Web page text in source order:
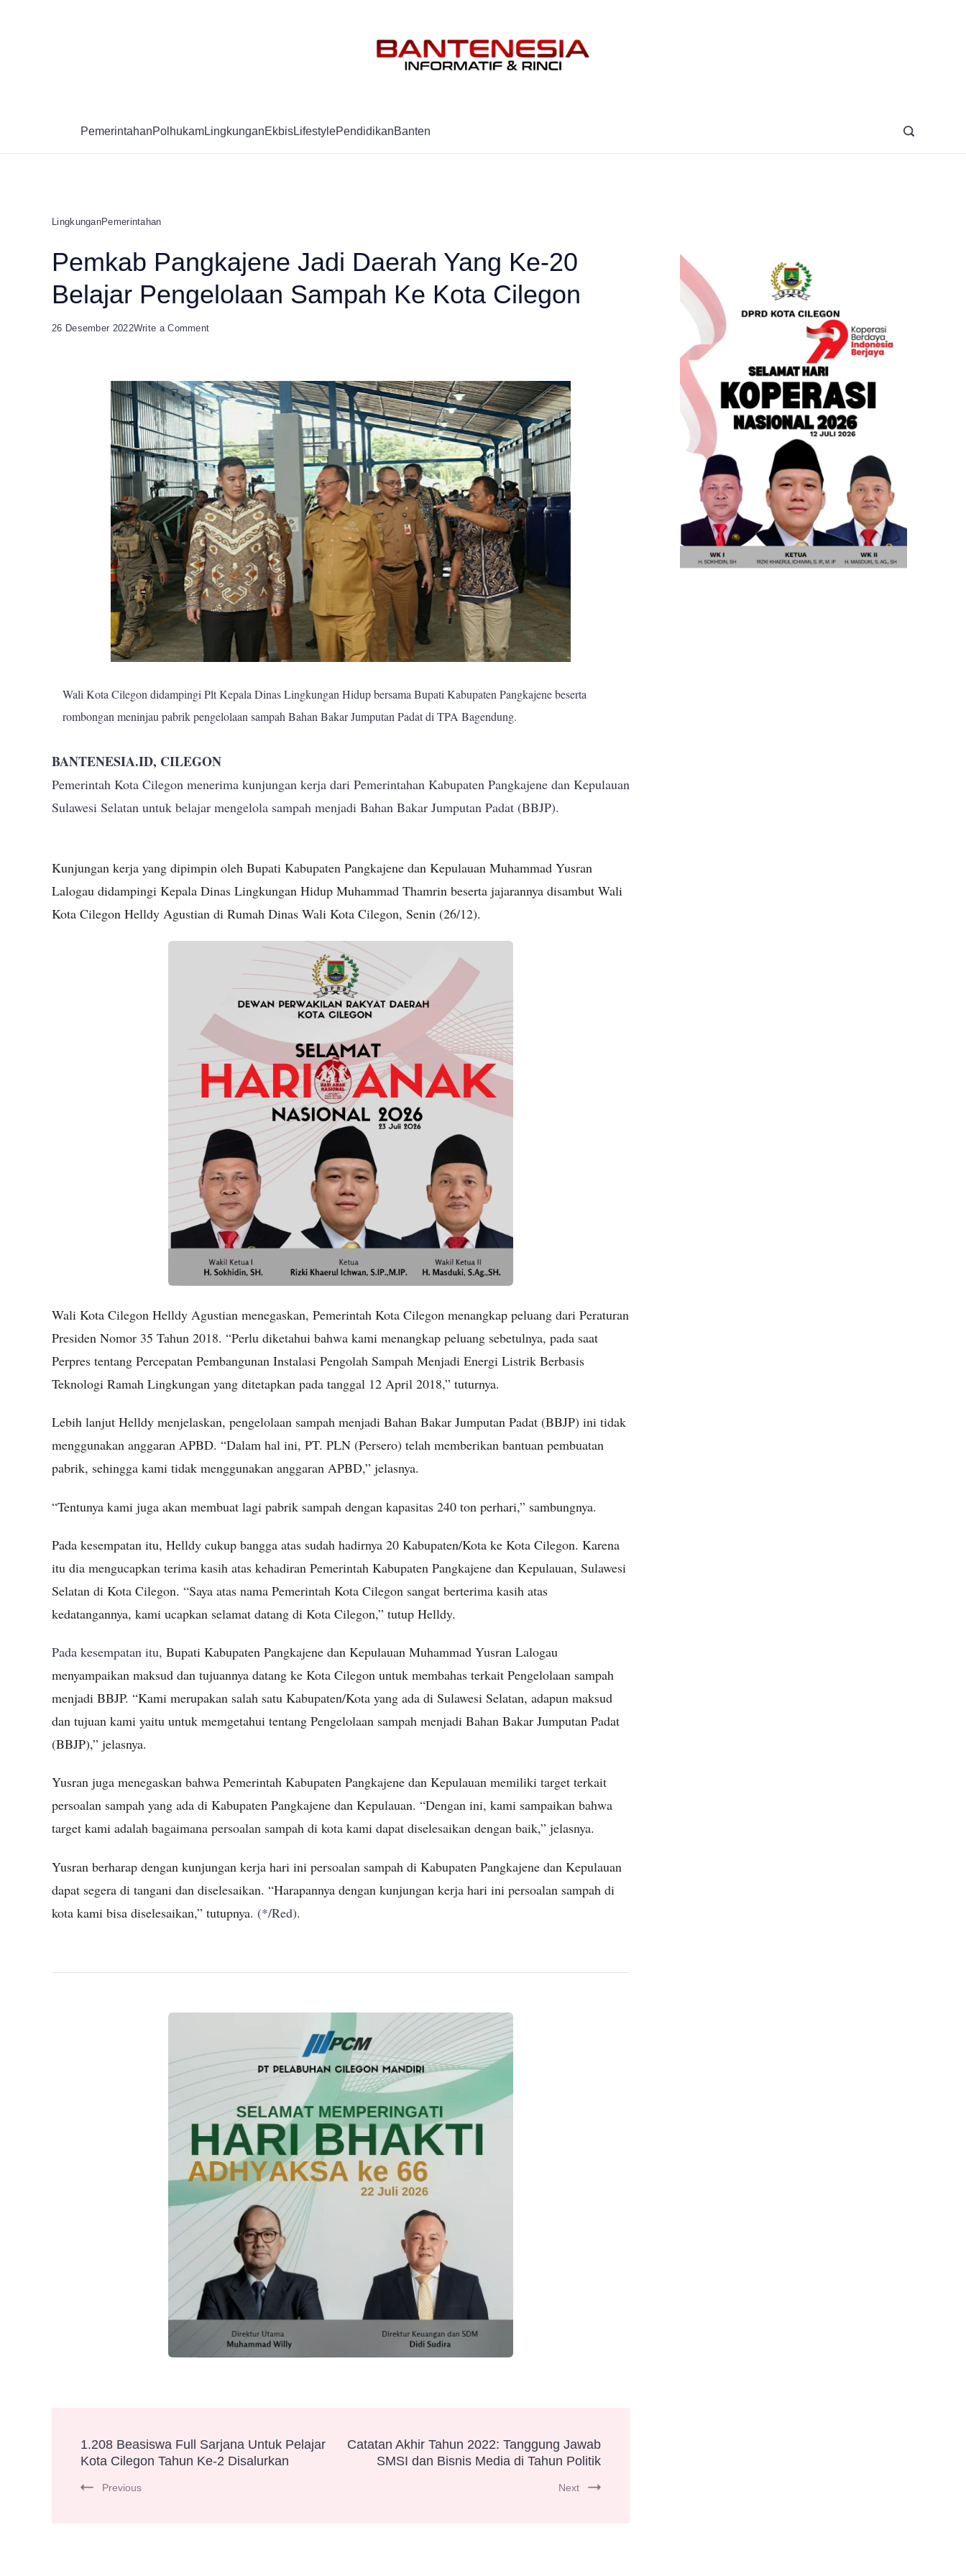
PemerintahanPolhukamLingkunganEkbisLifestylePendidikanBanten
LingkunganPemerintahan
Pemkab Pangkajene Jadi Daerah Yang Ke-20
Belajar Pengelolaan Sampah Ke Kota Cilegon
26 Desember 2022Write a Commenton
Jadi
Daerah
Yang
Ke-
20
Belajar
Pengelolaan
Sampah
Ke
Kota
Cilegon
Wali Kota Cilegon didampingi Plt Kepala Dinas Lingkungan Hidup bersama Bupati Kabupaten Pangkajene beserta
rombongan meninjau pabrik pengelolaan sampah Bahan Bakar Jumputan Padat di TPA Bagendung.
BANTENESIA.ID, CILEGON
Pemerintah Kota Cilegon menerima kunjungan kerja dari Pemerintahan Kabupaten Pangkajene dan Kepulauan
Sulawesi Selatan untuk belajar mengelola sampah menjadi Bahan Bakar Jumputan Padat (BBJP).
Kunjungan kerja yang dipimpin oleh Bupati Kabupaten Pangkajene dan Kepulauan Muhammad Yusran
Lalogau didampingi Kepala Dinas Lingkungan Hidup Muhammad Thamrin beserta jajarannya disambut Wali
Kota Cilegon Helldy Agustian di Rumah Dinas Wali Kota Cilegon, Senin (26/12).
Wali Kota Cilegon Helldy Agustian menegaskan, Pemerintah Kota Cilegon menangkap peluang dari Peraturan
Presiden Nomor 35 Tahun 2018. “Perlu diketahui bahwa kami menangkap peluang sebetulnya, pada saat
Perpres tentang Percepatan Pembangunan Instalasi Pengolah Sampah Menjadi Energi Listrik Berbasis
Teknologi Ramah Lingkungan yang ditetapkan pada tanggal 12 April 2018,” tuturnya.
Lebih lanjut Helldy menjelaskan, pengelolaan sampah menjadi Bahan Bakar Jumputan Padat (BBJP) ini tidak
menggunakan anggaran APBD. “Dalam hal ini, PT. PLN (Persero) telah memberikan bantuan pembuatan
pabrik, sehingga kami tidak menggunakan anggaran APBD,” jelasnya.
“Tentunya kami juga akan membuat lagi pabrik sampah dengan kapasitas 240 ton perhari,” sambungnya.
Pada kesempatan itu, Helldy cukup bangga atas sudah hadirnya 20 Kabupaten/Kota ke Kota Cilegon. Karena
itu dia mengucapkan terima kasih atas kehadiran Pemerintah Kabupaten Pangkajene dan Kepulauan, Sulawesi
Selatan di Kota Cilegon. “Saya atas nama Pemerintah Kota Cilegon sangat berterima kasih atas
kedatangannya, kami ucapkan selamat datang di Kota Cilegon,” tutup Helldy.
Pada kesempatan itu, Bupati Kabupaten Pangkajene dan Kepulauan Muhammad Yusran Lalogau
menyampaikan maksud dan tujuannya datang ke Kota Cilegon untuk membahas terkait Pengelolaan sampah
menjadi BBJP. “Kami merupakan salah satu Kabupaten/Kota yang ada di Sulawesi Selatan, adapun maksud
dan tujuan kami yaitu untuk memgetahui tentang Pengelolaan sampah menjadi Bahan Bakar Jumputan Padat
(BBJP),” jelasnya.
Yusran juga menegaskan bahwa Pemerintah Kabupaten Pangkajene dan Kepulauan memiliki target terkait
persoalan sampah yang ada di Kabupaten Pangkajene dan Kepulauan. “Dengan ini, kami sampaikan bahwa
target kami adalah bagaimana persoalan sampah di kota kami dapat diselesaikan dengan baik,” jelasnya.
Yusran berharap dengan kunjungan kerja hari ini persoalan sampah di Kabupaten Pangkajene dan Kepulauan
dapat segera di tangani dan diselesaikan. “Harapannya dengan kunjungan kerja hari ini persoalan sampah di
kota kami bisa diselesaikan,” tutupnya. (*/Red).
Navigation
1.208 Beasiswa Full Sarjana Untuk Pelajar
Kota Cilegon Tahun Ke-2 Disalurkan
Previous
Catatan Akhir Tahun 2022: Tanggung Jawab
SMSI dan Bisnis Media di Tahun Politik
Next